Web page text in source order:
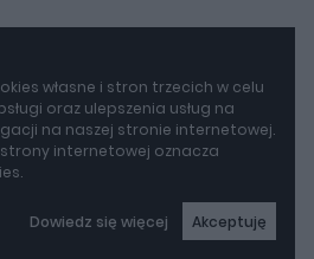
własne i stron trzecich w celu
oraz ulepszenia usług na
na naszej stronie internetowej.
internetowej oznacza
Dowiedz się więcej Akceptuję